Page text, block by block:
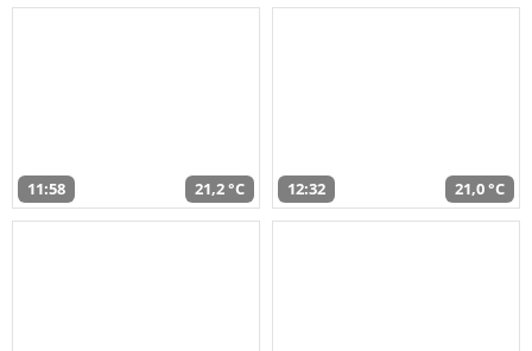
11:58 21,2 °C 12:32 21,0 °C